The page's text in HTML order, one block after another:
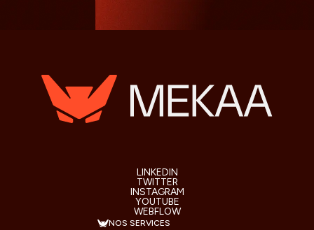
LINKEDIN
TWITTER
INSTAGRAM
YOUTUBE
WEBFLOW
NOS SERVICES